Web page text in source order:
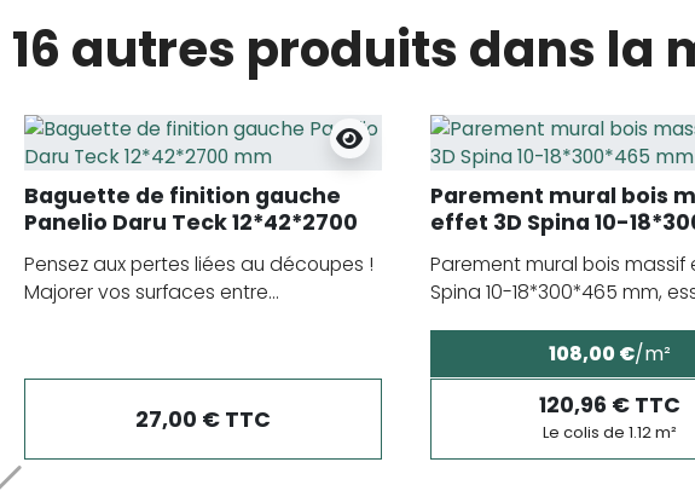
16 autres produits dans la
Baguette de finition gauche
Panelio Daru Teck 12*42*2700
Pensez aux pertes liées au découpes !
Majorer vos surfaces entre...
27,00 € TTC
Parement mural bois
effet 3D Spina 10-
Parement mural bois massif
Spina 10-18*300*465 mm,
108,00 €/m²
120,96 € TTC
Le colis de 1.12 m²